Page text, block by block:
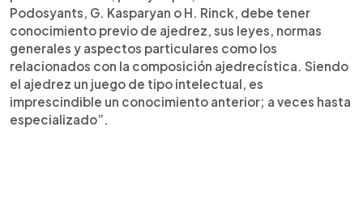
Podosyants, G. Kasparyan o H. Rinck, debe tener
conocimiento previo de ajedrez, sus leyes, normas
generales y aspectos particulares como los
relacionados con la composición ajedrecística. Siendo
el ajedrez un juego de tipo intelectual, es
imprescindible un conocimiento anterior; a veces hasta
especializado”.